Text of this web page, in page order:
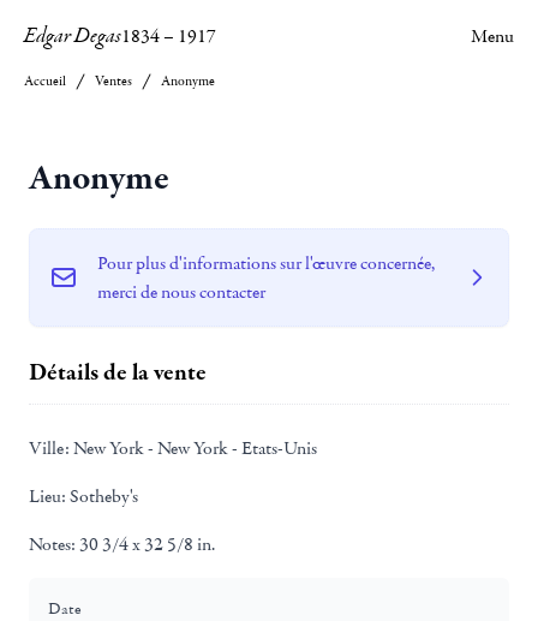
Edgar Degas1834– 1917 Menu
Accueil Ventes Anonyme
Anonyme
Pour plus d'informations sur l'œuvre concernée,
merci de nous contacter
Détails de la vente
Ville: New York - New York - Etats-Unis
Lieu: Sotheby's
Notes: 30 3/4 x 32 5/8 in.
Date